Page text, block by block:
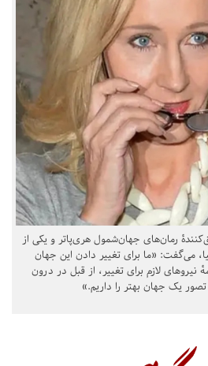
رمان‌های جهان‌شمول هری‌پاتر و یکی از
می‌گفت: «ما برای تغییر دادن این جهان
نیروهای لازم برای تغییر، از قبل در درون
یک جهان بهتر را داریم.»